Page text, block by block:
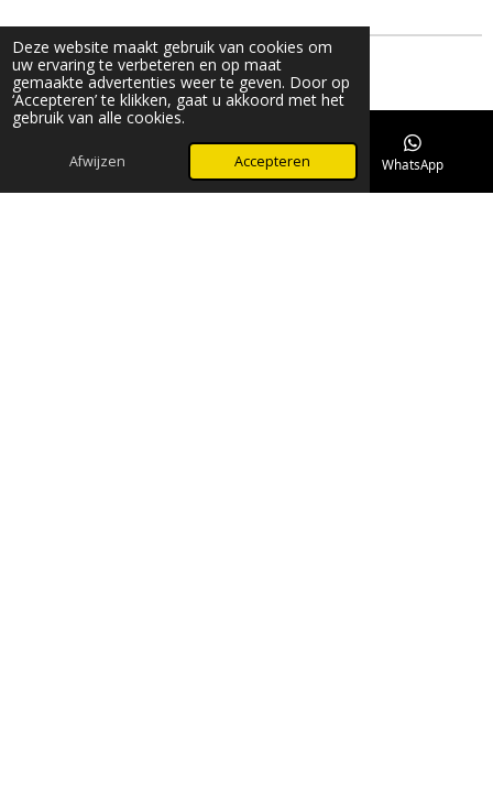
Deze website maakt gebruik van cookies om
uw ervaring te verbeteren en op maat
gemaakte advertenties weer te geven. Door op
‘Accepteren’ te klikken, gaat u akkoord met het
gebruik van alle cookies.
Afwijzen Accepteren
Delen Deel Share Delen
© 2022 - 2026 Novivet Animal Health - Meta Gloss
E-mailadres Telefoonnummer WhatsApp